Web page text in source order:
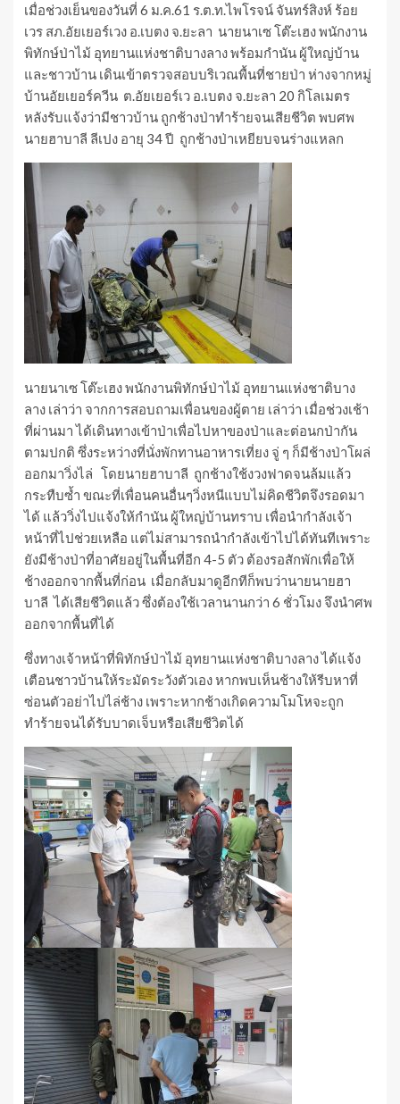
เมื่อช่วงเย็นของวันที่ 6 ม.ค.61 ร.ต.ท.ไพโรจน์ จันทร์สิงห์ ร้อย
เวร สภ.อัยเยอร์เวง อ.เบตง จ.ยะลา นายนาเซ โต๊ะเฮง พนักงาน
พิทักษ์ป่าไม้ อุทยานแห่งชาติบางลาง พร้อมกำนัน ผู้ใหญ่บ้าน
และชาวบ้าน เดินเข้าตรวจสอบบริเวณพื้นที่ชายป่า ห่างจากหมู่
บ้านอัยเยอร์ควีน ต.อัยเยอร์เว อ.เบตง จ.ยะลา 20 กิโลเมตร
หลังรับแจ้งว่ามีชาวบ้าน ถูกช้างป่าทำร้ายจนเสียชีวิต พบศพ
นายฮาบาลี ลีเปง อายุ 34 ปี ถูกช้างป่าเหยียบจนร่างแหลก
นายนาเซ โต๊ะเฮง พนักงานพิทักษ์ป่าไม้ อุทยานแห่งชาติบาง
ลาง เล่าว่า จากการสอบถามเพื่อนของผู้ตาย เล่าว่า เมื่อช่วงเช้า
ที่ผ่านมา ได้เดินทางเข้าป่าเพื่อไปหาของป่าและต่อนกป่ากัน
ตามปกติ ซึ่งระหว่างที่นั่งพักทานอาหารเที่ยง จู่ ๆ ก็มีช้างป่าโผล่
ออกมาวิ่งไล่ โดยนายฮาบาลี ถูกช้างใช้งวงฟาดจนล้มแล้ว
กระทืบซ้ำ ขณะที่เพื่อนคนอื่นๆวิ่งหนีแบบไม่คิดชีวิตจึงรอดมา
ได้ แล้ววิ่งไปแจ้งให้กำนัน ผู้ใหญ่บ้านทราบ เพื่อนำกำลังเจ้า
หน้าที่ไปช่วยเหลือ แต่ไม่สามารถนำกำลังเข้าไปได้ทันทีเพราะ
ยังมีช้างป่าที่อาศัยอยู่ในพื้นที่อีก 4-5 ตัว ต้องรอสักพักเพื่อให้
ช้างออกจากพื้นที่ก่อน เมื่อกลับมาดูอีกทีก็พบว่านายนายฮา
บาลี ได้เสียชีวิตแล้ว ซึ่งต้องใช้เวลานานกว่า 6 ชั่วโมง จึงนำศพ
ออกจากพื้นที่ได้
ซึ่งทางเจ้าหน้าที่พิทักษ์ป่าไม้ อุทยานแห่งชาติบางลาง ได้แจ้ง
เตือนชาวบ้านให้ระมัดระวังตัวเอง หากพบเห็นช้างให้รีบหาที่
ซ่อนตัวอย่าไปไล่ช้าง เพราะหากช้างเกิดความโมโหจะถูก
ทำร้ายจนได้รับบาดเจ็บหรือเสียชีวิตได้